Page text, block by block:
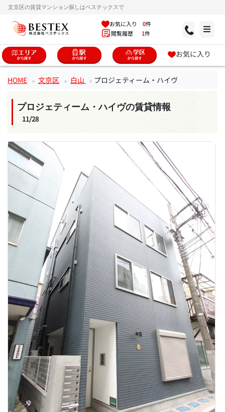
文京区の賃貸マンション探しはベステックスで
お気に入り 0件
閲覧履歴 1件
お気に入り
HOME 文京区 白山 プロジェティーム・ハイヴ
プロジェティーム・ハイヴの賃貸情報
11/28